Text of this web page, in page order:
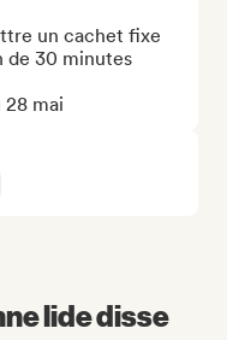
un cachet fixe
de 30 minutes
28 mai
lide disse